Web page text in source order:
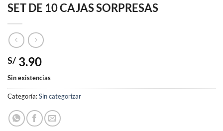
SET DE 10 CAJAS SORPRESAS
S/ 3.90
Sin existencias
Categoría:Sin categorizar